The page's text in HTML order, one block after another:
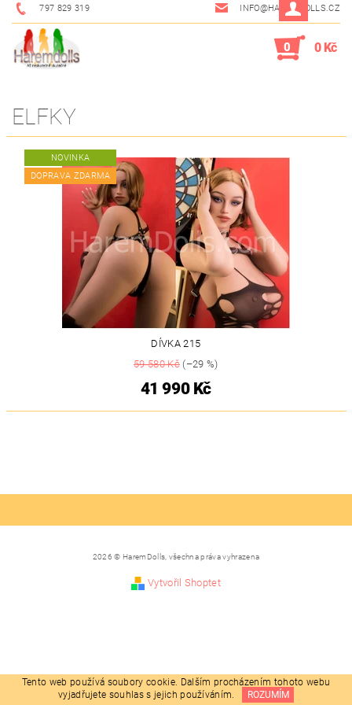
797 829 319 INFO@HAREMDOLLS.CZ
0 0 Kč
ELFKY
NOVINKA
DOPRAVA ZDARMA
DÍVKA 215
59 580 Kč(–29 %)
41 990 Kč
2026 © HaremDolls, všechna práva vyhrazena
Vytvořil Shoptet
Tento web používá soubory cookie. Dalším procházením tohoto webu
vyjadřujete souhlas s jejich používáním.
ROZUMÍM